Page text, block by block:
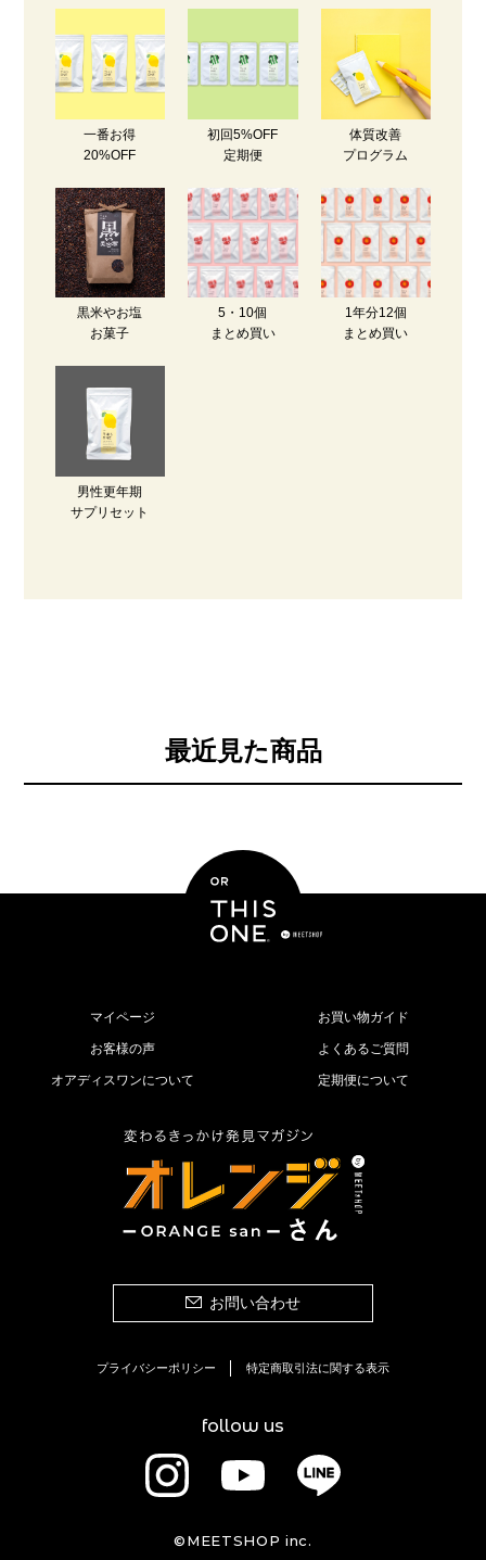
一番お得
20%OFF
初回5%OFF
定期便
体質改善
プログラム
黒米やお塩
お菓子
5・10個
まとめ買い
1年分12個
まとめ買い
男性更年期
サプリセット
最近見た商品
マイページ お買い物ガイド
お客様の声 よくあるご質問
オアディスワンについて 定期便について
お問い合わせ
プライバシーポリシー 特定商取引法に関する表示
follow us
©MEETSHOP inc.